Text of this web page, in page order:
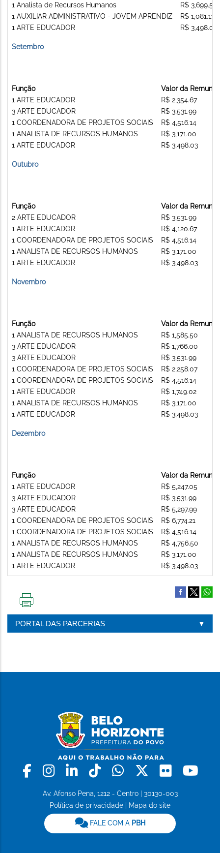
1 Analista de Recursos Humanos
1 AUXILIAR ADMINISTRATIVO - JOVEM APRENDIZ
1 ARTE EDUCADOR
R$ 3,699.50
R$ 1,081.11
R$ 3,498.03
Setembro
Função
1 ARTE EDUCADOR
3 ARTE EDUCADOR
1 COORDENADORA DE PROJETOS SOCIAIS
1 ANALISTA DE RECURSOS HUMANOS
1 ARTE EDUCADOR
Valor da
R$ 2,354.67
R$ 3,531.99
R$ 4,516.14
R$ 3,171.00
R$ 3,498.03
Outubro
Função
2 ARTE EDUCADOR
1 ARTE EDUCADOR
1 COORDENADORA DE PROJETOS SOCIAIS
1 ANALISTA DE RECURSOS HUMANOS
1 ARTE EDUCADOR
Valor da
R$ 3,531.99
R$ 4,120.67
R$ 4,516.14
R$ 3,171.00
R$ 3,498.03
Novembro
Função
1 ANALISTA DE RECURSOS HUMANOS
3 ARTE EDUCADOR
3 ARTE EDUCADOR
1 COORDENADORA DE PROJETOS SOCIAIS
1 COORDENADORA DE PROJETOS SOCIAIS
1 ARTE EDUCADOR
1 ANALISTA DE RECURSOS HUMANOS
1 ARTE EDUCADOR
Valor da
R$ 1,585.50
R$ 1,766.00
R$ 3,531.99
R$ 2,258.07
R$ 4,516.14
R$ 1,749.02
R$ 3,171.00
R$ 3,498.03
Dezembro
Função
1 ARTE EDUCADOR
3 ARTE EDUCADOR
3 ARTE EDUCADOR
1 COORDENADORA DE PROJETOS SOCIAIS
1 COORDENADORA DE PROJETOS SOCIAIS
1 ANALISTA DE RECURSOS HUMANOS
1 ANALISTA DE RECURSOS HUMANOS
1 ARTE EDUCADOR
Valor da
R$ 5,247.05
R$ 3,531.99
R$ 5,297.99
R$ 6,774.21
R$ 4,516.14
R$ 4,756.50
R$ 3,171.00
R$ 3,498.03
PÁGINA
PORTAL DAS PARCERIAS
Facebook
Instagram
LinkedinTiktokWhatsapp
X Flickr
Av. Afonso Pena, 1212 - Centro | 30130-003
Política de privacidade
Mapa do site
FALE COM A PBH